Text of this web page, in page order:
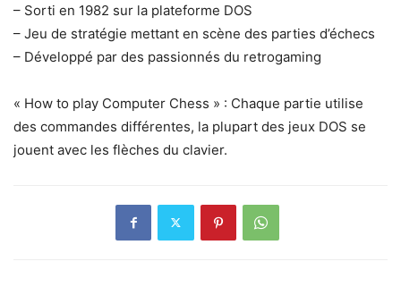
– Sorti en 1982 sur la plateforme DOS
– Jeu de stratégie mettant en scène des parties d’échecs
– Développé par des passionnés du retrogaming
« How to play Computer Chess » : Chaque partie utilise
des commandes différentes, la plupart des jeux DOS se
jouent avec les flèches du clavier.